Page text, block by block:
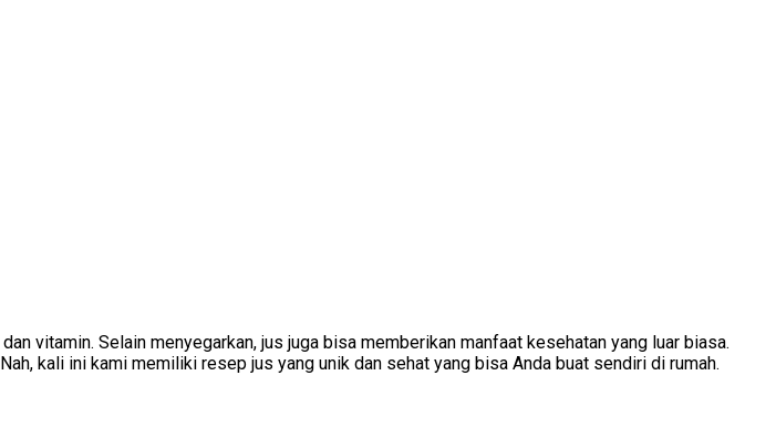
vitamin. Selain menyegarkan, jus juga bisa memberikan manfaat kesehatan yang luar biasa.
kali ini kami memiliki resep jus yang unik dan sehat yang bisa Anda buat sendiri di rumah.